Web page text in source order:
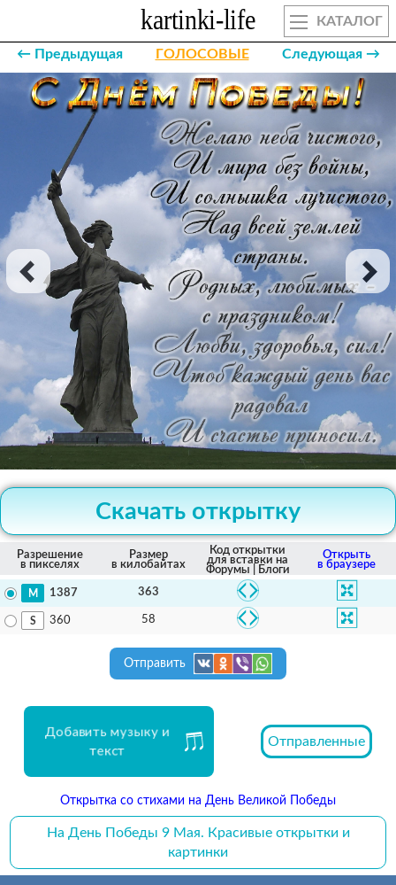
КАТАЛОГ
← Предыдущая ГОЛОСОВЫЕ Следующая →
Скачать открытку
Разрешение
в пикселях
Размер
в килобайтах
Код открытки
для вставки на
Форумы | Блоги
Открыть
в браузере
1387 363
360 58
Отправить
Добавить музыку и
текст
Отправленные
Открытка со стихами на День Великой Победы
На День Победы 9 Мая. Красивые открытки и
картинки